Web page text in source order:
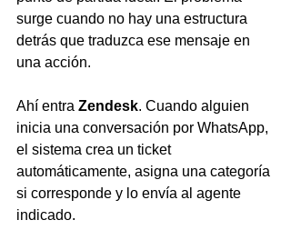
surge cuando no hay una estructura
detrás que traduzca ese mensaje en
una acción.
Ahí entra Zendesk. Cuando alguien
inicia una conversación por WhatsApp,
el sistema crea un ticket
automáticamente, asigna una categoría
si corresponde y lo envía al agente
indicado.